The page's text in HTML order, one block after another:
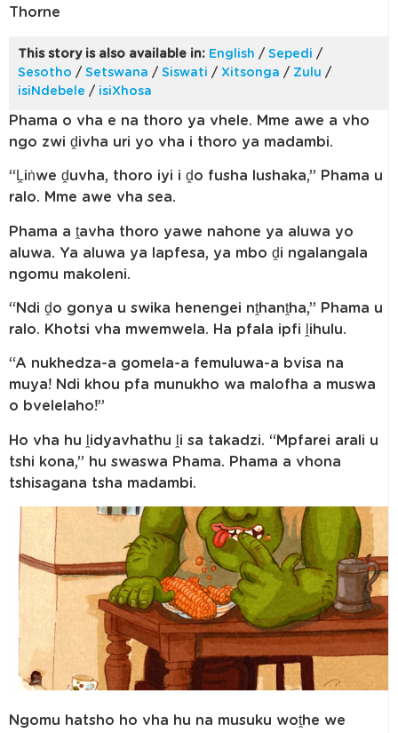
Thorne
This story is also available in: English / Sepedi /
Sesotho / Setswana / Siswati / Xitsonga / Zulu /
isiNdebele / isiXhosa
Phama o vha e na thoro ya vhele. Mme awe a vho
ngo zwi ḓivha uri yo vha i thoro ya madambi.
“Ḽiṅwe ḓuvha, thoro iyi i ḓo fusha lushaka,” Phama u
ralo. Mme awe vha sea.
Phama a ṱavha thoro yawe nahone ya aluwa yo
aluwa. Ya aluwa ya lapfesa, ya mbo ḓi ngalangala
ngomu makoleni.
“Ndi ḓo gonya u swika henengei nṱhanṱha,” Phama u
ralo. Khotsi vha mwemwela. Ha pfala ipfi ḽihulu.
“A nukhedza-a gomela-a femuluwa-a bvisa na
muya! Ndi khou pfa munukho wa malofha a muswa
o bvelelaho!”
Ho vha hu ḽidyavhathu ḽi sa takadzi. “Mpfarei arali u
tshi kona,” hu swaswa Phama. Phama a vhona
tshisagana tsha madambi.
Ngomu hatsho ho vha hu na musuku woṱhe we